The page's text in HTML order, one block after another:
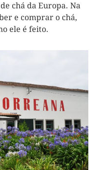
chá da Europa. Na
e comprar o chá,
ele é feito.